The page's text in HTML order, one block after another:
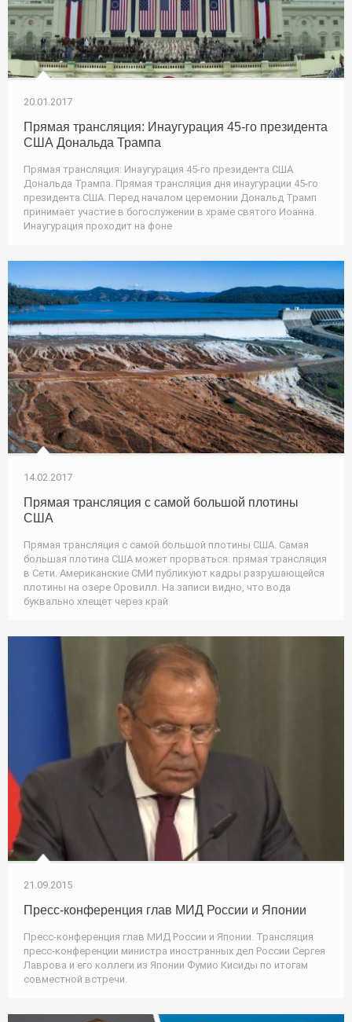
20.01.2017
Прямая трансляция: Инаугурация 45-го президента
США Дональда Трампа
Прямая трансляция: Инаугурация 45-го президента США
Дональда Трампа. Прямая трансляция дня инаугурации 45-го
президента США. Перед началом церемонии Дональд Трамп
принимает участие в богослужении в храме святого Иоанна.
Инаугурация проходит на фоне
14.02.2017
Прямая трансляция с самой большой плотины
США
Прямая трансляция с самой большой плотины США. Самая
большая плотина США может прорваться: прямая трансляция
в Сети. Американские СМИ публикуют кадры разрушающейся
плотины на озере Оровилл. На записи видно, что вода
буквально хлещет через край
21.09.2015
Пресс-конференция глав МИД России и Японии
Пресс-конференция глав МИД России и Японии. Трансляция
пресс-конференции министра иностранных дел России Сергея
Лаврова и его коллеги из Японии Фумио Кисиды по итогам
совместной встречи.